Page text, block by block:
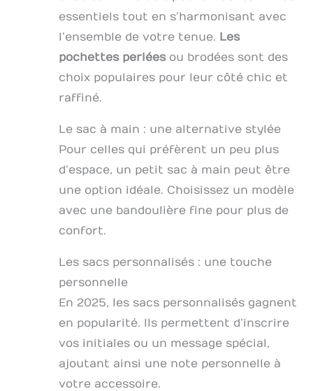
essentiels tout en s’harmonisant avec
l’ensemble de votre tenue. Les
pochettes perléesou brodées sont des
choix populaires pour leur côté chic et
raffiné.
Le sac à main : une alternative stylée
Pour celles qui préfèrent un peu plus
d’espace, un petit sac à main peut être
une option idéale. Choisissez un modèle
avec une bandoulière fine pour plus de
confort.
Les sacs personnalisés : une touche
personnelle
En 2025, les sacs personnalisés gagnent
en popularité. Ils permettent d’inscrire
vos initiales ou un message spécial,
ajoutant ainsi une note personnelle à
votre accessoire.